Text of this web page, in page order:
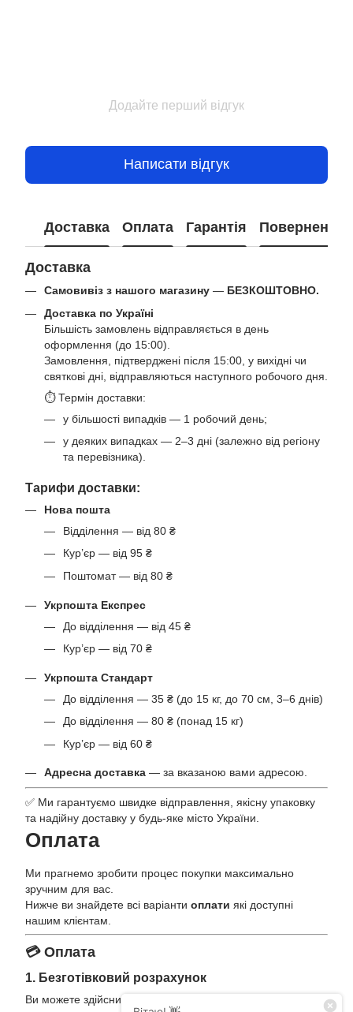
Додайте перший відгук
Написати відгук
Доставка Оплата Гарантія Повернення
Доставка
Самовивіз з нашого магазину — БЕЗКОШТОВНО.
Доставка по Україні
Більшість замовлень відправляється в день
оформлення (до 15:00).
Замовлення, підтверджені після 15:00, у вихідні чи
святкові дні, відправляються наступного робочого дня.
⏱ Термін доставки:
у більшості випадків — 1 робочий день;
у деяких випадках — 2–3 дні (залежно від регіону
та перевізника).
Тарифи доставки:
Нова пошта
Відділення — від 80 ₴
Кур’єр — від 95 ₴
Поштомат — від 80 ₴
Укрпошта Експрес
До відділення — від 45 ₴
Кур’єр — від 70 ₴
Укрпошта Стандарт
До відділення — 35 ₴ (до 15 кг, до 70 см, 3–6 днів)
До відділення — 80 ₴ (понад 15 кг)
Кур’єр — від 60 ₴
Адресна доставка — за вказаною вами адресою.
✅ Ми гарантуємо швидке відправлення, якісну упаковку
та надійну доставку у будь-яке місто України.
Оплата
Ми прагнемо зробити процес покупки максимально
зручним для вас.
Нижче ви знайдете всі варіанти оплати які доступні
нашим клієнтам.
💳 Оплата
1. Безготівковий розрахунок
Ви можете здійснити оплату на розрахункові рахунки: